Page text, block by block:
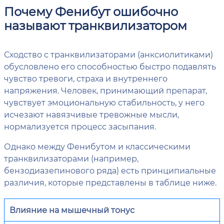
Почему Фенибут ошибочно
называют транквилизатором
Сходство с транквилизаторами (анксиолитиками)
обусловлено его способностью быстро подавлять
чувство тревоги, страха и внутреннего
напряжения. Человек, принимающий препарат,
чувствует эмоциональную стабильность, у него
исчезают навязчивые тревожные мысли,
нормализуется процесс засыпания.
Однако между Фенибутом и классическими
транквилизаторами (например,
бензодиазепинового ряда) есть принципиальные
различия, которые представлены в таблице ниже.
Влияние на мышечный тонус